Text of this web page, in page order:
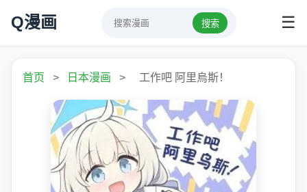
Q漫画 搜索 ☰
首页 > 日本漫画 > 工作吧 阿里烏斯！